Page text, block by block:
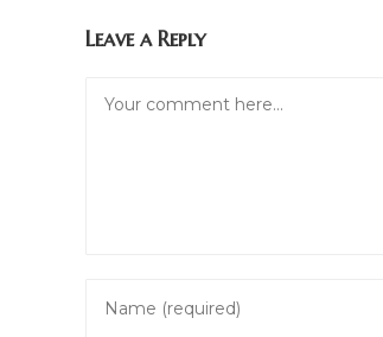
Leave a Reply
your